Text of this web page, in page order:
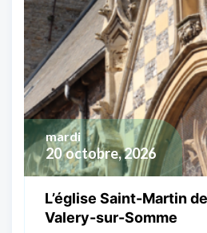
20 octobre, 2026
mardi
L’église Saint-Martin
Valery-sur-Somme